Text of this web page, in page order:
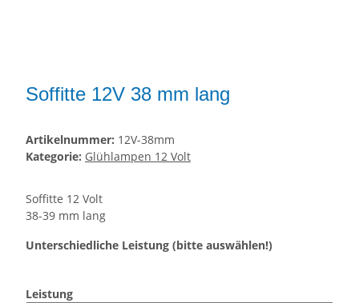
Soffitte 12V 38 mm lang
Artikelnummer: 12V-38mm
Kategorie: Glühlampen 12 Volt
Soffitte 12 Volt
38-39 mm lang
Unterschiedliche Leistung (bitte auswählen!)
Leistung